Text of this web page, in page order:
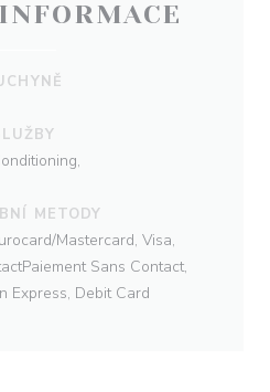
METODY
Mastercard, Visa,
Sans Contact,
Express, Debit Card